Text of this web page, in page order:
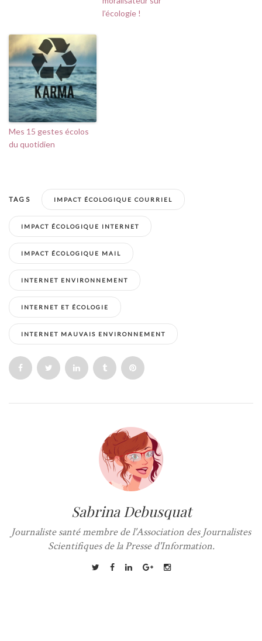
l’écologie !
Mes 15 gestes écolos
du quotidien
TAGS IMPACT ÉCOLOGIQUE COURRIEL
IMPACT ÉCOLOGIQUE INTERNET
IMPACT ÉCOLOGIQUE MAIL
INTERNET ENVIRONNEMENT
INTERNET ET ÉCOLOGIE
INTERNET MAUVAIS ENVIRONNEMENT
Sabrina Debusquat
Journaliste santé membre de l'Association des Journalistes
Scientifiques de la Presse d'Information.